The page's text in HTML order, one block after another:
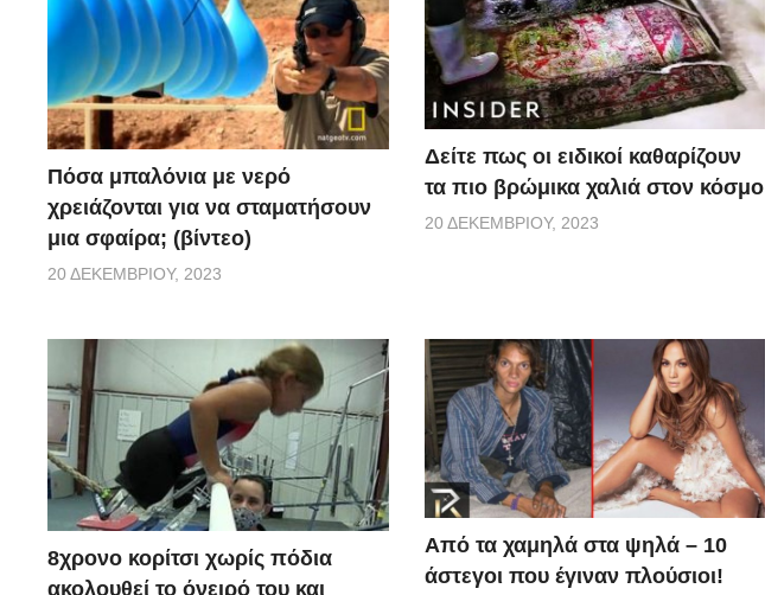
Πόσα μπαλόνια με νερό
χρειάζονται για να σταματήσουν
μια σφαίρα; (βίντεο)
20 ΔΕΚΕΜΒΡΊΟΥ, 2023
Δείτε πως οι ειδικοί καθαρίζουν
τα πιο βρώμικα χαλιά στον κόσμο
20 ΔΕΚΕΜΒΡΊΟΥ, 2023
8χρονο κορίτσι χωρίς πόδια
ακολουθεί το όνειρό του και
Από τα χαμηλά στα ψηλά – 10
άστεγοι που έγιναν πλούσιοι!